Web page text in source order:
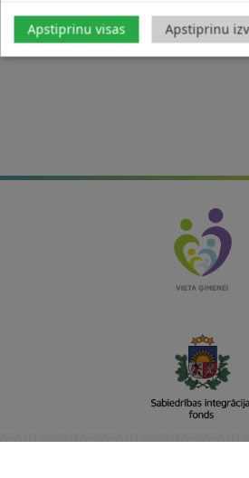
Apstiprinu visas Apstiprinu